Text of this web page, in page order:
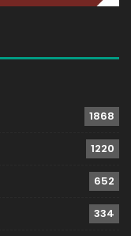
1868
1220
652
334